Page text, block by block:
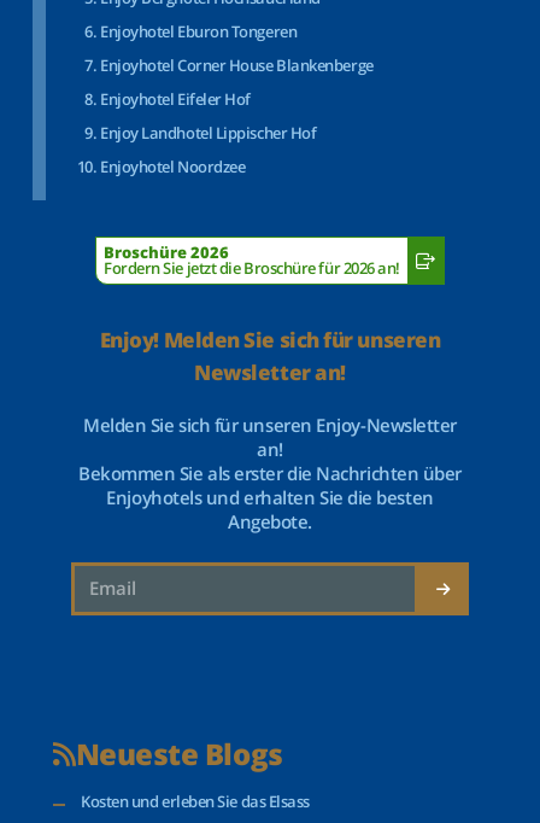
Enjoyhotel Eburon Tongeren
Enjoyhotel Corner House Blankenberge
Enjoyhotel Eifeler Hof
Enjoy Landhotel Lippischer Hof
Enjoyhotel Noordzee
Broschüre 2026
Fordern Sie jetzt die Broschüre für 2026 an!
Enjoy! Melden Sie sich für unseren
Newsletter an!
Melden Sie sich für unseren Enjoy-Newsletter
an!
Bekommen Sie als erster die Nachrichten über
Enjoyhotels und erhalten Sie die besten
Angebote.
Neueste Blogs
Kosten und erleben Sie das Elsass